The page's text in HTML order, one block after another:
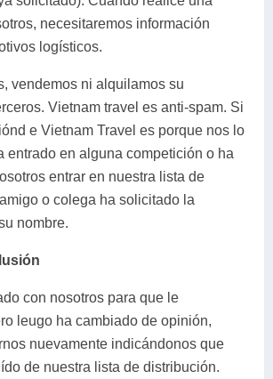
necesitaremos información
logísticos.
vendemos ni alquilamos su
Vietnam travel es anti-spam. Si
e Vietnam Travel es porque nos lo
entrado en alguna competición o ha
entrar en nuestra lista de
o colega ha solicitado la
nombre.
con nosotros para que le
leugo ha cambiado de opinión,
nuevamente indicándonos que
de nuestra lista de distribución.